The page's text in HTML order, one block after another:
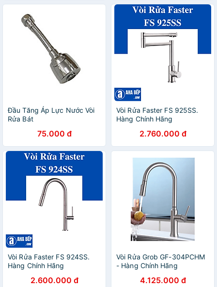
Đầu Tăng Áp Lực Nước Vòi
Rửa Bát
75.000 đ
Vòi Rửa Faster FS 925SS.
Hàng Chính Hãng
2.760.000 đ
Vòi Rửa Faster FS 924SS.
Hàng Chính Hãng
2.600.000 đ
Vòi Rửa Grob GF-304PCHM
- Hàng Chính Hãng
4.125.000 đ